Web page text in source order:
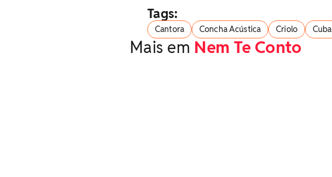
Tags:
Cantora Concha Acústica Criolo Cuba
Mais em Nem Te Conto